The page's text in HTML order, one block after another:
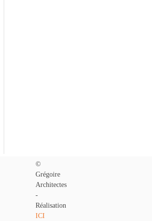
©
Grégoire
Architectes
-
Réalisation
ICI